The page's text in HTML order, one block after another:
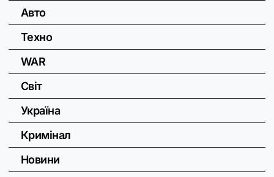
Авто
Техно
WAR
Світ
Україна
Кримінал
Новини